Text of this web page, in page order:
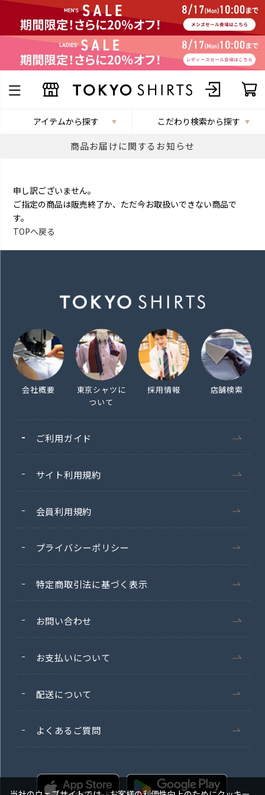
アイテムから探す こだわり検索から探す
商品お届けに関するお知らせ
申し訳ございません。
ご指定の商品は販売終了か、ただ今お取扱いできない商品で
す。
TOPへ戻る
会社概要
東京シャツに
ついて
採用情報 店舗検索
ご利用ガイド
サイト利用規約
会員利用規約
プライバシーポリシー
特定商取引法に基づく表示
お問い合わせ
お支払いについて
配送について
よくあるご質問